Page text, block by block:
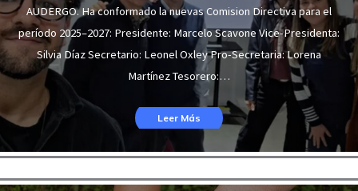
AUDERGO. Ha conformado la nuevas Comision Directiva para el
período 2025–2027: Presidente: Marcelo Scavone Vice-Presidenta:
Silvia Díaz Secretario: Leonel Oxley Pro-Secretaria: Lorena
Martínez Tesorero:…
Leer Más